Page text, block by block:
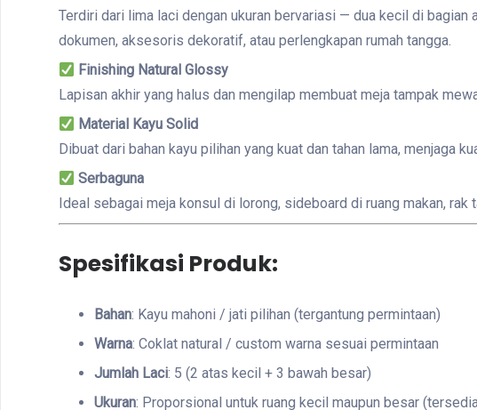
Terdiri dari lima laci dengan ukuran bervariasi — dua kecil di
dokumen, aksesoris dekoratif, atau perlengkapan rumah tangga.
Finishing Natural Glossy
Lapisan akhir yang halus dan mengilap membuat meja tampak
Material Kayu Solid
Dibuat dari bahan kayu pilihan yang kuat dan tahan lama, menjaga
Serbaguna
Ideal sebagai meja konsul di lorong, sideboard di ruang makan, rak
Spesifikasi Produk:
Bahan: Kayu mahoni / jati pilihan (tergantung permintaan)
Warna: Coklat natural / custom warna sesuai permintaan
Jumlah Laci: 5 (2 atas kecil + 3 bawah besar)
Ukuran: Proporsional untuk ruang kecil maupun besar